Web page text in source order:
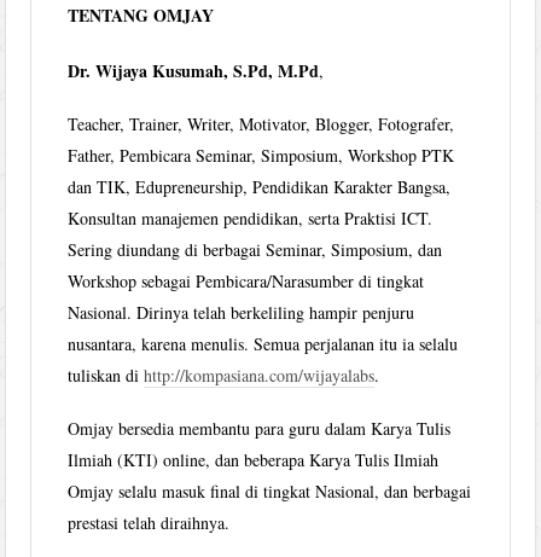
TENTANG OMJAY
Dr. Wijaya Kusumah, S.Pd, M.Pd,
Teacher, Trainer, Writer, Motivator, Blogger, Fotografer,
Father, Pembicara Seminar, Simposium, Workshop PTK
dan TIK, Edupreneurship, Pendidikan Karakter Bangsa,
Konsultan manajemen pendidikan, serta Praktisi ICT.
Sering diundang di berbagai Seminar, Simposium, dan
Workshop sebagai Pembicara/Narasumber di tingkat
Nasional. Dirinya telah berkeliling hampir penjuru
nusantara, karena menulis. Semua perjalanan itu ia selalu
tuliskan dihttp://kompasiana.com/wijayalabs.
Omjay bersedia membantu para guru dalam Karya Tulis
Ilmiah (KTI) online, dan beberapa Karya Tulis Ilmiah
Omjay selalu masuk final di tingkat Nasional, dan berbagai
prestasi telah diraihnya.